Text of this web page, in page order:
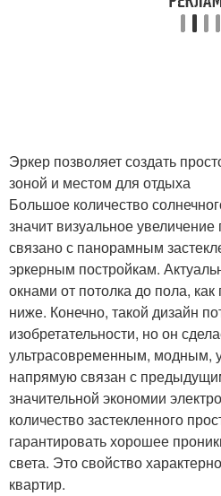
Эркер позволяет создать
зоной и местом для отдыха
Большое количество
значит визуальное
связано с панорамным
эркерным постройкам.
окнами от потолка до пола,
ниже. Конечно, такой дизайн
изобретательности, но он
ультрасовременным, модным,
напрямую связан с
значительной экономии
количество застекленного
гарантировать хорошее
света. Это свойство
квартир.